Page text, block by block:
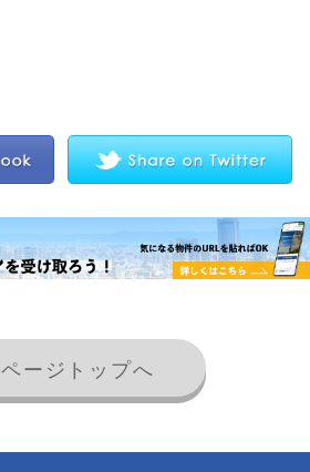
ページトップへ